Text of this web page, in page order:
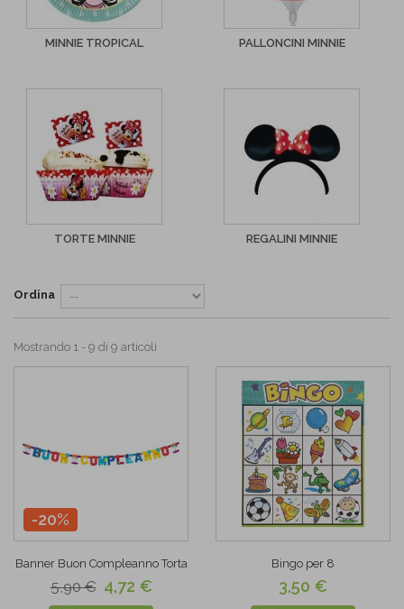
MINNIE TROPICAL PALLONCINI MINNIE
TORTE MINNIE REGALINI MINNIE
Ordina
Mostrando 1 - 9 di 9 articoli
-20%
Banner Buon Compleanno Torta
5,90 € 4,72 €
Bingo per 8
3,50 €